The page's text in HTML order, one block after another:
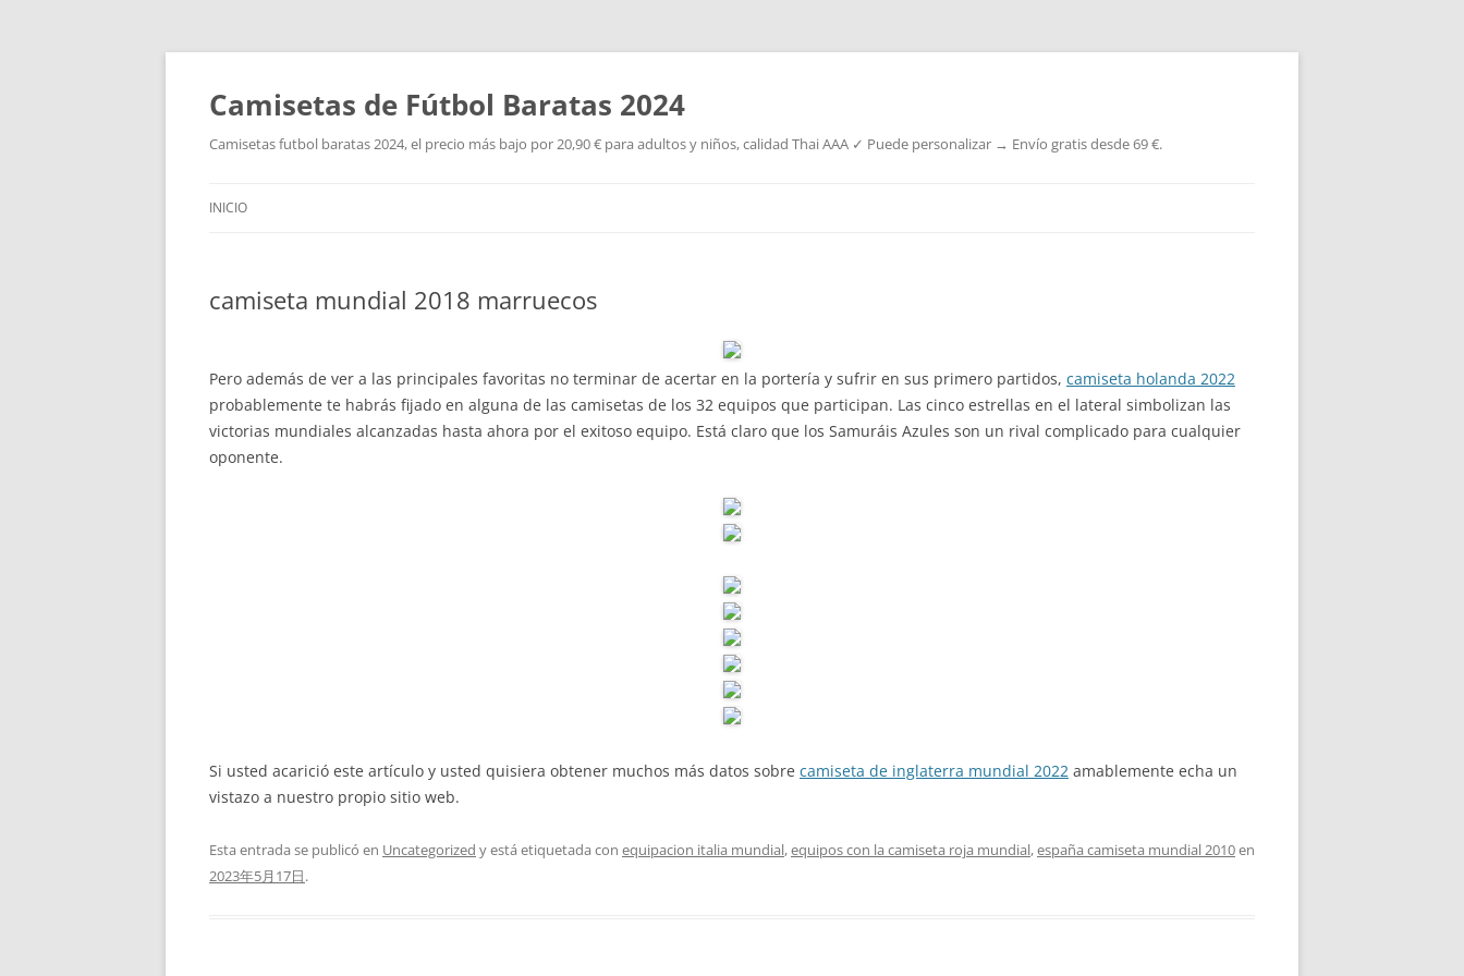
Camisetas de Fútbol Baratas 2024
Camisetas futbol baratas 2024, el precio más bajo por 20,90 € para adultos y niños, calidad Thai AAA ✓ Puede personalizar → Envío gratis desde 69 €.
INICIO
camiseta mundial 2018 marruecos
Pero además de ver a las principales favoritas no terminar de acertar en la portería y sufrir en sus primero partidos, camiseta holanda 2022
probablemente te habrás fijado en alguna de las camisetas de los 32 equipos que participan. Las cinco estrellas en el lateral simbolizan las
victorias mundiales alcanzadas hasta ahora por el exitoso equipo. Está claro que los Samuráis Azules son un rival complicado para cualquier
oponente.
Si usted acarició este artículo y usted quisiera obtener muchos más datos sobre camiseta de inglaterra mundial 2022 amablemente echa un
vistazo a nuestro propio sitio web.
Esta entrada se publicó en Uncategorized y está etiquetada con equipacion italia mundial,equipos con la camiseta roja mundial,españa camiseta mundial 2010en
2023年5月17日.